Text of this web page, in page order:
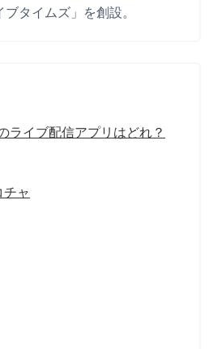
タイムズ」を創設。
ライブ配信アプリはどれ？
ャ